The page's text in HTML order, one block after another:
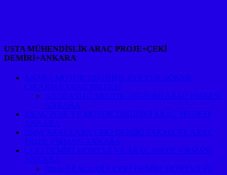
USTA MÜHENDİSLİK ARAÇ PROJE+ÇEKİ
DEMİRİ+ANKARA
ARABA MOTOR DEGİŞİMİ ,KOLTUK SÖKME
ÇIKARMA ARAÇ PROJESİ
ARABA OTO MOTOR DEGİŞİMİ ARAÇ PROJESİ
ANKARA
ARAÇ POJE VE MOTOR DEGİŞİMİ ARAÇ PROJESİ
ANKARA
BMW ARAÇLARA ÇEKİ DEMİRİ TAKMA VE ARAÇ
PROJE FİRMASI ANKARA
ÇEKİ DEMİRİ MONTAJI VE ARAÇ PROJE FİRMASI
ANKARA
Dacia ARAÇLARA ÇEKİ DEMİRİ MONTAJI VE